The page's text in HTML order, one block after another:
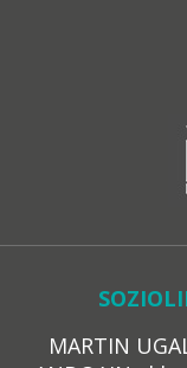
MARTIN